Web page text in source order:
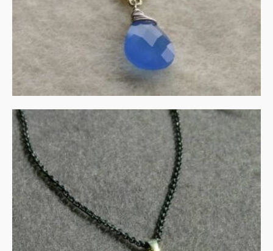
IN WINKELMAND
Rozenkwarts in gezwart
zilver met goud
€135.00